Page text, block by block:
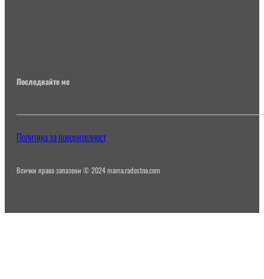
Последвайте ме
Всички права запазени © 2024 mama.radostna.com
Политика за поверителност